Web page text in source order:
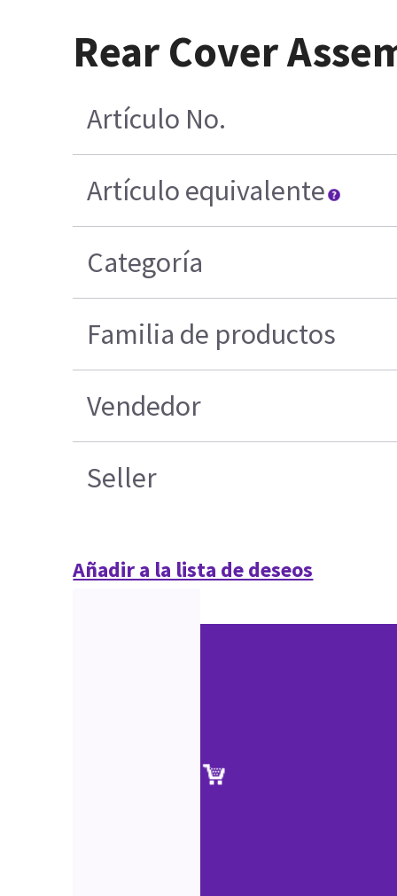
Rear Cover
Artículo No.
Artículo equivalente
Categoría
Familia de productos
Vendedor
Seller
Añadir a la lista de deseos